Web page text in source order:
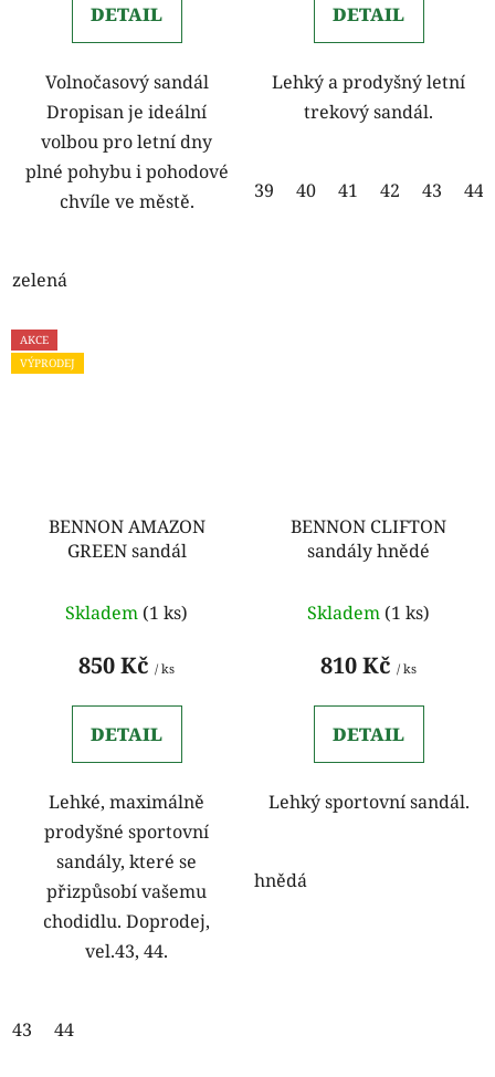
DETAIL
Volnočasový sandál
Dropisan je ideální
volbou pro letní dny
plné pohybu i pohodové
chvíle ve městě.
zelená
DETAIL
Lehký a prodyšný letní
trekový sandál.
39 40 41 42 43 44
AKCE
VÝPRODEJ
BENNON AMAZON
GREEN sandál
Skladem (1 ks)
850 Kč / ks
DETAIL
Lehké, maximálně
prodyšné sportovní
sandály, které se
přizpůsobí vašemu
chodidlu. Doprodej,
vel.43, 44.
43 44
BENNON CLIFTON
sandály hnědé
Skladem (1 ks)
810 Kč / ks
DETAIL
Lehký sportovní sandál.
hnědá